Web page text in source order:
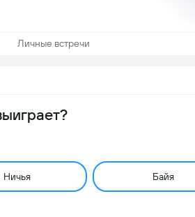
Личные встречи
Ничья Байя